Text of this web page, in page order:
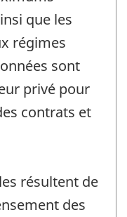
que les
régimes
sont
privé pour
contrats et
résultent de
des